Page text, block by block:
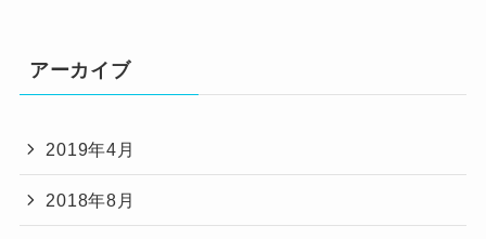
アーカイブ
2019年4月
2018年8月